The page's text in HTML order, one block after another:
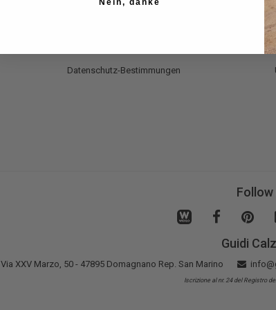
Zahlung
Datenschutz-Bestimmungen
Follow
Guidi
Via XXV Marzo, 50 - 47895 Domagnano Rep. San Marino
Iscrizione al nr. 24 del Registro
Nein, danke